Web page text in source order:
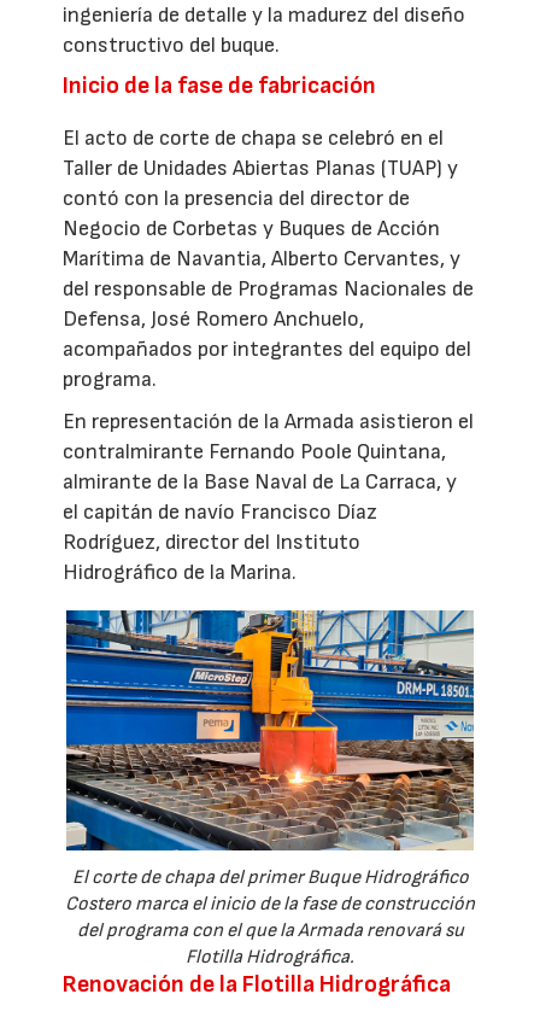
ingeniería de detalle y la madurez del diseño
constructivo del buque.
Inicio de la fase de fabricación
El acto de corte de chapa se celebró en el
Taller de Unidades Abiertas Planas (TUAP) y
contó con la presencia del director de
Negocio de Corbetas y Buques de Acción
Marítima de Navantia, Alberto Cervantes, y
del responsable de Programas Nacionales de
Defensa, José Romero Anchuelo,
acompañados por integrantes del equipo del
programa.
En representación de la Armada asistieron el
contralmirante Fernando Poole Quintana,
almirante de la Base Naval de La Carraca, y
el capitán de navío Francisco Díaz
Rodríguez, director del Instituto
Hidrográfico de la Marina.
El corte de chapa del primer Buque Hidrográfico
Costero marca el inicio de la fase de construcción
del programa con el que la Armada renovará su
Flotilla Hidrográfica.
Renovación de la Flotilla Hidrográfica